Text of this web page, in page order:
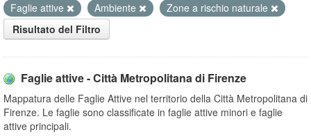
Faglie attive
Ambiente
Zone a rischio naturale
Risultato del Filtro
Faglie attive - Città Metropolitana di Firenze
Mappatura delle Faglie Attive nel territorio della Città Metropolitana di
Firenze. Le faglie sono classificate in faglie attive minori e faglie
attive principali.